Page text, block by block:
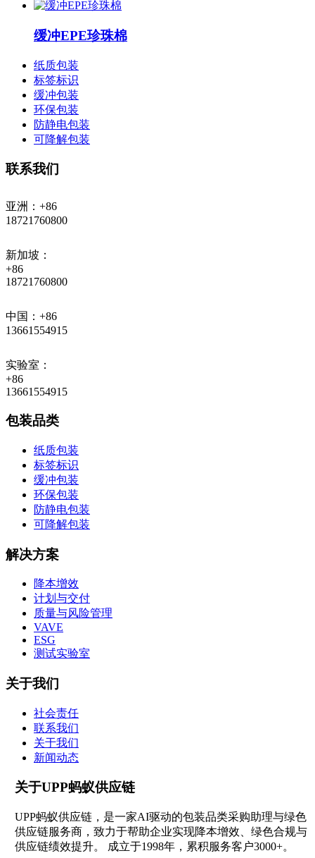
缓冲EPE珍珠棉
纸质包装
标签标识
缓冲包装
环保包装
防静电包装
可降解包装
联系我们
亚洲：+86
18721760800
新加坡：
+86
18721760800
中国：+86
13661554915
实验室：
+86
13661554915
包装品类
纸质包装
标签标识
缓冲包装
环保包装
防静电包装
可降解包装
解决方案
降本增效
计划与交付
质量与风险管理
VAVE
ESG
测试实验室
关于我们
社会责任
联系我们
关于我们
新闻动态
关于UPP蚂蚁供应链
UPP蚂蚁供应链，是一家AI驱动的包装品类采购助理与绿色
供应链服务商，致力于帮助企业实现降本增效、绿色合规与
供应链绩效提升。 成立于1998年，累积服务客户3000+。